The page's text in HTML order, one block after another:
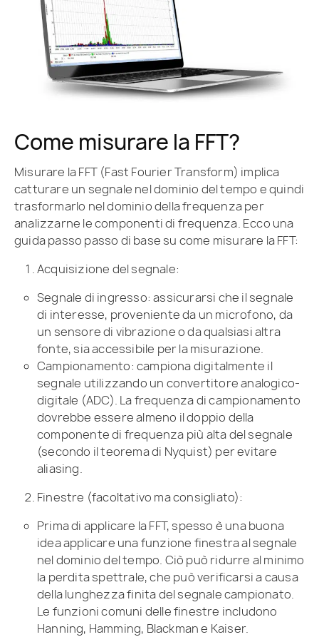
Come misurare la FFT?
Misurare la FFT (Fast Fourier Transform) implica
catturare un segnale nel dominio del tempo e quindi
trasformarlo nel dominio della frequenza per
analizzarne le componenti di frequenza. Ecco una
guida passo passo di base su come misurare la FFT:
Acquisizione del segnale:
Segnale di ingresso: assicurarsi che il segnale
di interesse, proveniente da un microfono, da
un sensore di vibrazione o da qualsiasi altra
fonte, sia accessibile per la misurazione.
Campionamento: campiona digitalmente il
segnale utilizzando un convertitore analogico-
digitale (ADC). La frequenza di campionamento
dovrebbe essere almeno il doppio della
componente di frequenza più alta del segnale
(secondo il teorema di Nyquist) per evitare
aliasing.
Finestre (facoltativo ma consigliato):
Prima di applicare la FFT, spesso è una buona
idea applicare una funzione finestra al segnale
nel dominio del tempo. Ciò può ridurre al minimo
la perdita spettrale, che può verificarsi a causa
della lunghezza finita del segnale campionato.
Le funzioni comuni delle finestre includono
Hanning, Hamming, Blackman e Kaiser.